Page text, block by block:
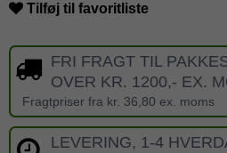
Tilføj til favoritliste
FRI FRAGT TIL
OVER KR. 1200,- EX.
Fragtpriser fra kr. 36,80 ex. moms
LEVERING, 1-4